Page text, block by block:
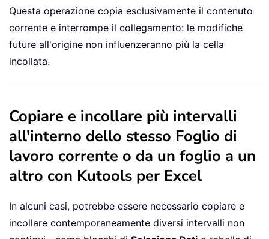
Questa operazione copia esclusivamente il contenuto
corrente e interrompe il collegamento: le modifiche
future all'origine non influenzeranno più la cella
incollata.
Copiare e incollare più intervalli
all'interno dello stesso Foglio di
lavoro corrente o da un foglio a un
altro con Kutools per Excel
In alcuni casi, potrebbe essere necessario copiare e
incollare contemporaneamente diversi intervalli non